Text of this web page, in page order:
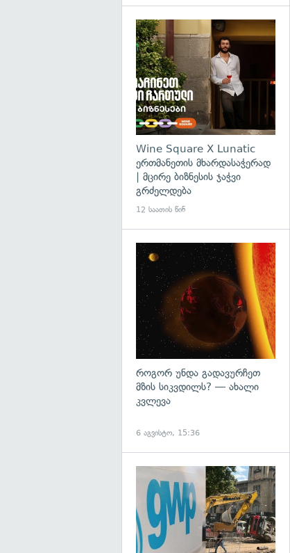
Wine Square X Lunatic
ერთმანეთის მხარდასაჭერად
| მცირე ბიზნესის ჯაჭვი
გრძელდება
12 საათის წინ
როგორ უნდა გადავურჩეთ
მზის სიკვდილს? — ახალი
კვლევა
6 აგვისტო, 15:36